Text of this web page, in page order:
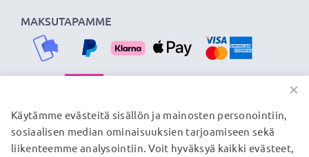
MAKSUTAPAMME
TOIMITUSKUMPPANIMME
×
Käytämme evästeitä sisällön ja mainosten personointiin,
sosiaalisen median ominaisuuksien tarjoamiseen sekä
liikenteemme analysointiin. Voit hyväksyä kaikki evästeet,